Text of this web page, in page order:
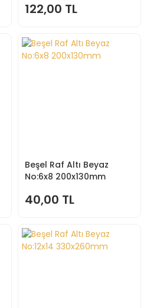
122,00 TL
Beşel Raf Altı Beyaz
No:6x8 200x130mm
40,00 TL